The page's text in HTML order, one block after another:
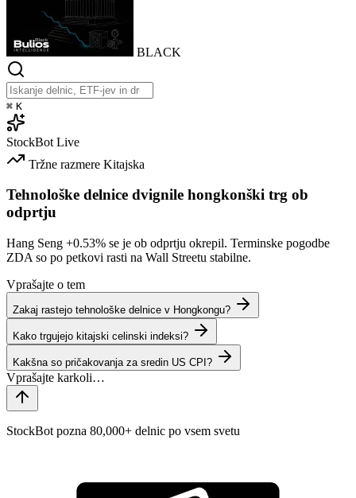
BLACK
⌘ K
StockBot Live
Tržne razmere Kitajska
Tehnološke delnice dvignile hongkonški trg ob
odprtju
Hang Seng +0.53% se je ob odprtju okrepil. Terminske pogodbe
ZDA so po petkovi rasti na Wall Streetu stabilne.
Vprašajte o tem
Zakaj rastejo tehnološke delnice v Hongkongu?
Kako trgujejo kitajski celinski indeksi?
Kakšna so pričakovanja za sredin US CPI?
StockBot pozna 80,000+ delnic po vsem svetu